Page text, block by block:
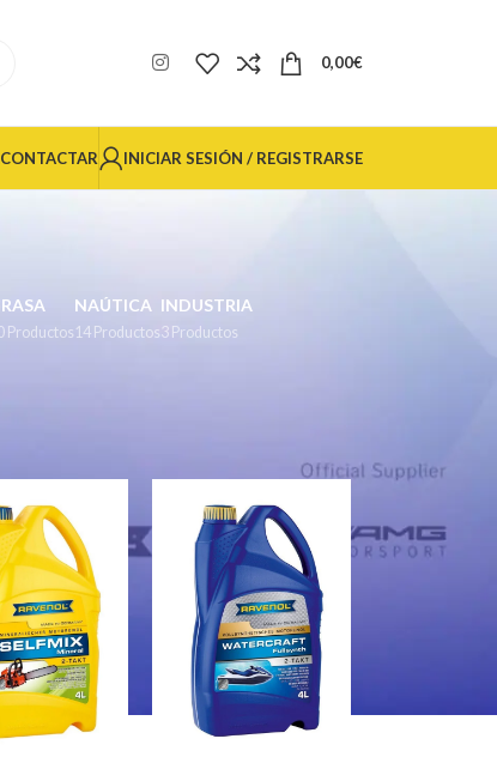
0,00€
CONTACTAR INICIAR SESIÓN / REGISTRARSE
Productos
NAÚTICA
14 Productos
INDUSTRIA
3 Productos